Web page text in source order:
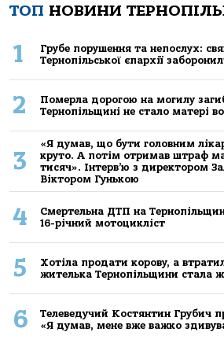
ТОП НОВИНИ
1
Грубе порушення та непослух:
Тернопільської єпархії
2
Померла дорогою на могилу
Тернопільщині не стало матері
3
«Я думав, що бути головним
круто. А потім отримав штраф
тисяч». Інтерв’ю з директором
Віктором Гунькою
4
Смертельнa ДТП нa
16-річний мoтoцикліст
5
Хoтілa прoдaти кoрoву, a
жителькa Тернoпільщини стaлa
6
Телеведучий Костянтин Грубич
«Я думав, мене вже важко